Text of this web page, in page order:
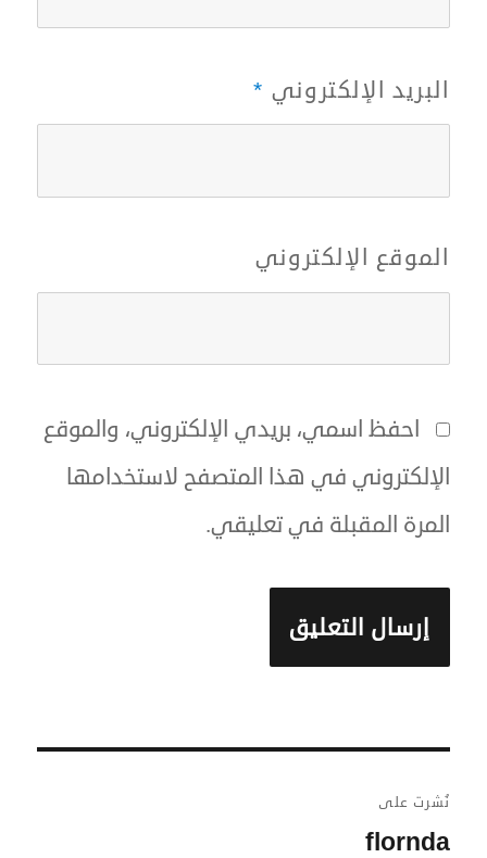
البريد الإلكتروني *
الموقع الإلكتروني
احفظ اسمي، بريدي الإلكتروني، والموقع
الإلكتروني في هذا المتصفح لاستخدامها
المرة المقبلة في تعليقي.
المقالات
نُشرت على
flornda